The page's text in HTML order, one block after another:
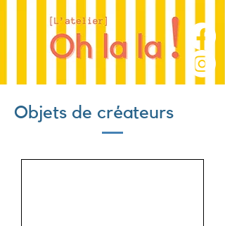
Objets de créateurs